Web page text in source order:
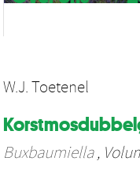
W.J. Toetenel
Buxbaumiella,